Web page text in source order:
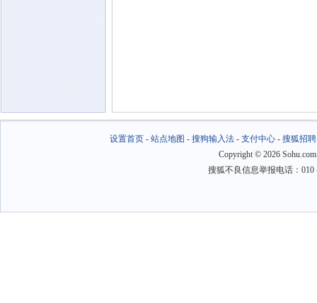
设置首页- 站点地图 - 搜狗输入法- 支付中心- 搜狐招聘
Copyright © 2026
搜狐不良信息举报电话：010